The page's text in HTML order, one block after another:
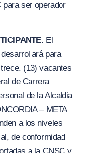
para ser operador
. El
para
(13) vacantes
de Carrera
de la Alcaldia
– META
a los niveles
de conformidad
a la CNSC y